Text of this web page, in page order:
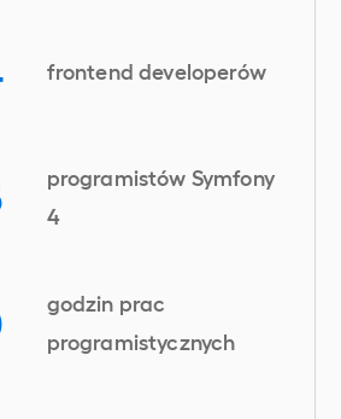
frontend developerów
programistów Symfony
4
godzin prac
programistycznych